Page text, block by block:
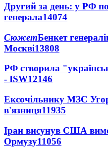
Другий за день: у РФ
генерала14074
СюжетБенкет
Москві13808
РФ створила
- ISW12146
Ексочільнику МЗС
в'язниця11935
Іран висунув США
Ормузу11056